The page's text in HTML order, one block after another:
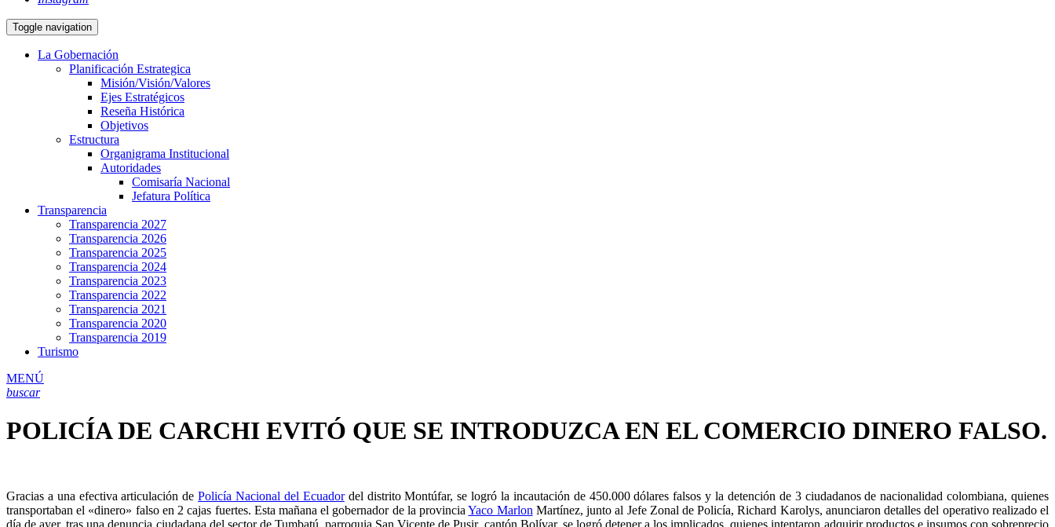
Toggle navigation
La Gobernación
Planificación Estrategica
Misión/Visión/Valores
Ejes Estratégicos
Reseña Histórica
Objetivos
Estructura
Organigrama Institucional
Autoridades
Comisaría Nacional
Jefatura Política
Transparencia
Transparencia 2027
Transparencia 2026
Transparencia 2025
Transparencia 2024
Transparencia 2023
Transparencia 2022
Transparencia 2021
Transparencia 2020
Transparencia 2019
Turismo
MENÚ
buscar
POLICÍA DE CARCHI EVITÓ QUE SE INTRODUZCA EN EL COMERCIO DINERO FALSO.
Gracias a una efectiva articulación dePolicía Nacional del Ecuadordel distrito Montúfar, se logró la incautación de 450.000 dólares falsos y la detención de 3 ciudadanos de nacionalidad colombiana, quienes
transportaban el «dinero» falso en 2 cajas fuertes. Esta mañana el gobernador de la provinciaYaco Marlon Martínez, junto al Jefe Zonal de Policía, Richard Karolys, anunciaron detalles del operativo realizado el
día de ayer, tras una denuncia ciudadana del sector de Tumbatú, parroquia San Vicente de Pusir, cantón Bolívar, se logró detener a los implicados, quienes intentaron adquirir productos e insumos con sobreprecio